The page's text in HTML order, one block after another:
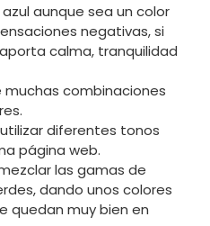
aunque sea un color
negativas, si
calma, tranquilidad
muchas combinaciones
diferentes tonos
página web.
las gamas de
dando unos colores
quedan muy bien en